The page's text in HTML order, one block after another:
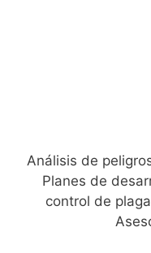
Análisis de
Planes de
control de